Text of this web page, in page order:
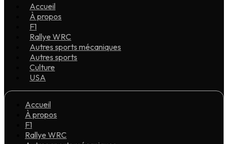
Accueil
À propos
F1
Rallye WRC
Autres sports mécaniques
Autres sports
Culture
USA
Accueil
À propos
F1
Rallye WRC